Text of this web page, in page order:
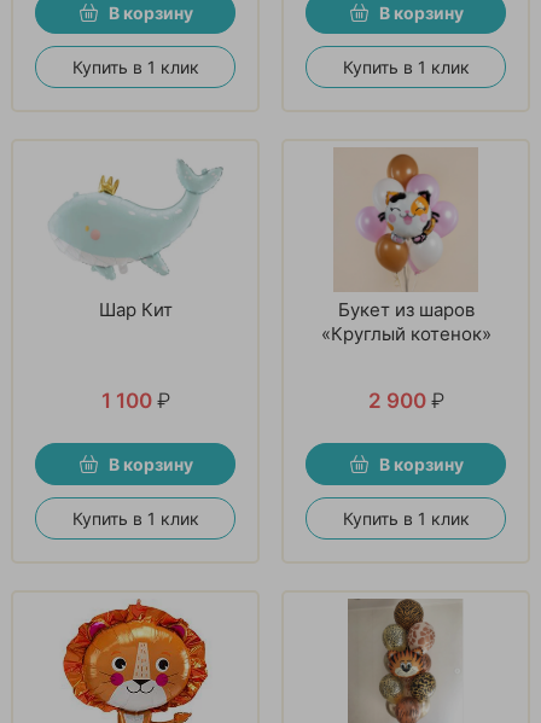
В корзину
Купить в 1 клик
В корзину
Купить в 1 клик
Шар Кит
1 100 ₽
В корзину
Купить в 1 клик
Букет из шаров
«Круглый котенок»
2 900 ₽
В корзину
Купить в 1 клик